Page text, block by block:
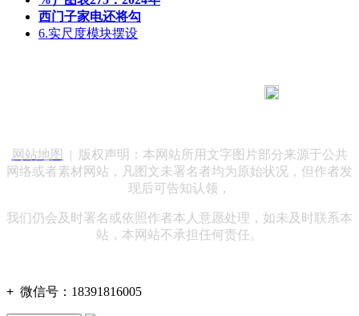
西门子家电还将勾
6.实尺度模块摆设
网站地图
| 版权声明：本网站所用文字图片部分来源于公共
网络或者素材网站，凡图文未署名者均为原始状况，但作者发
现后可告知认领，
我们仍会及时署名或依照作者本人意愿处理，如未及时联系本
站，本网站不承担任何责任。
+ 微信号： 18391816005